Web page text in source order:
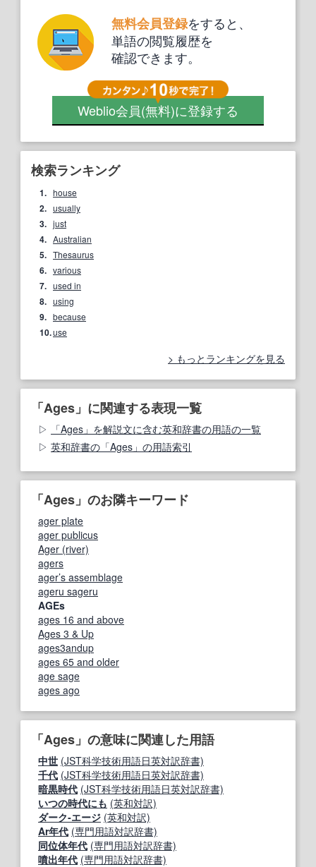
無料会員登録をすると、
単語の閲覧履歴を
確認できます。
Weblio会員(無料)に登録する
検索ランキング
1. house
2. usually
3. just
4. Australian
5. Thesaurus
6. various
7. used in
8. using
9. because
10.use
もっとランキングを見る
「Ages」に関連する表現一覧
「Ages」を解説文に含む英和辞書の用語の一覧
英和辞書の「Ages」の用語索引
「Ages」のお隣キーワード
ager plate
ager publicus
Ager (river)
agers
ager’s assemblage
ageru sageru
AGEs
ages 16 and above
Ages 3 & Up
ages3andup
ages 65 and older
age sage
ages ago
「Ages」の意味に関連した用語
中世 (JST科学技術用語日英対訳辞書)
千代 (JST科学技術用語日英対訳辞書)
暗黒時代 (JST科学技術用語日英対訳辞書)
いつの時代にも (英和対訳)
ダーク‐エージ (英和対訳)
Ar年代 (専門用語対訳辞書)
同位体年代 (専門用語対訳辞書)
噴出年代 (専門用語対訳辞書)